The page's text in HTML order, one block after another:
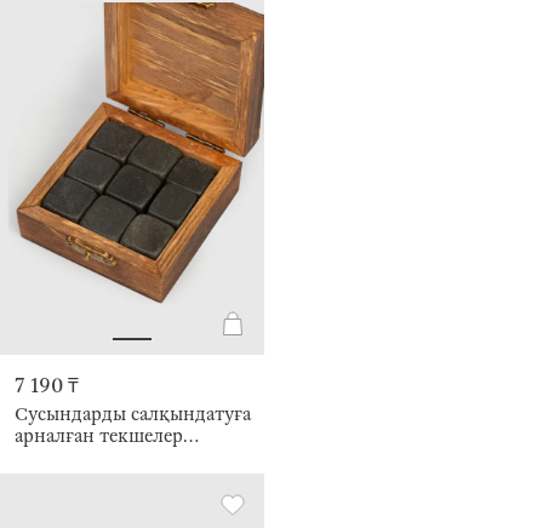
7 190 ₸
Сусындарды салқындатуға
арналған текшелер